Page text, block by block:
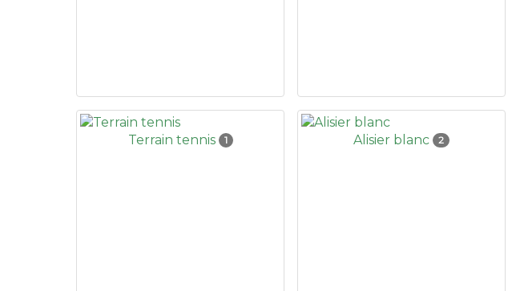
Terrain tennis 1 Alisier blanc 2